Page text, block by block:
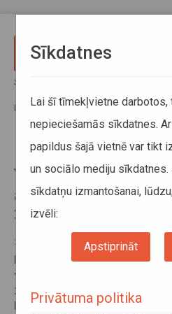
Sākums
pilno masu no 2.8 tonnām līdz 3.5
Darba un atpūtas
Vācijā kravas
ar pilno masu no
3.5 tonnām
28. decembris 2015
Darba un atpūtas laika
vada kravas
2.8 tonnām līdz 3.5
Republikas teritorijā
Sīkdatnes
Lai šī tīmekļvietne
nepieciešamās sīkdatnes.
papildus šajā vietnē var tikt
un sociālo mediju
sīkdatņu izmantošanai,
izvēli:
Apstiprināt
Privātuma politika